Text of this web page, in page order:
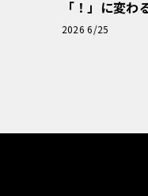
「！」に変
「輸入車Q&A」
2026 6/25